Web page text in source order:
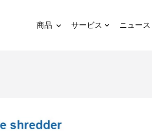
商品 サービス ニュース